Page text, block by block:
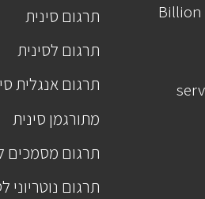
תרגום סינית
תרגום לסינית
תרגום אנגלית
מתורגמן סינית
תרגום מסמכים
תרגום נוטריוני